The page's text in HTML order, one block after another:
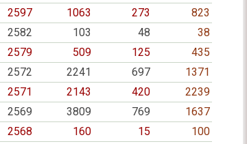
2597 1063 273
823
2582 103 48
38
2579 509 125
435
2572 2241 697
1371
2571 2143 420
2239
2569 3809 769
1637
2568 160 15
100